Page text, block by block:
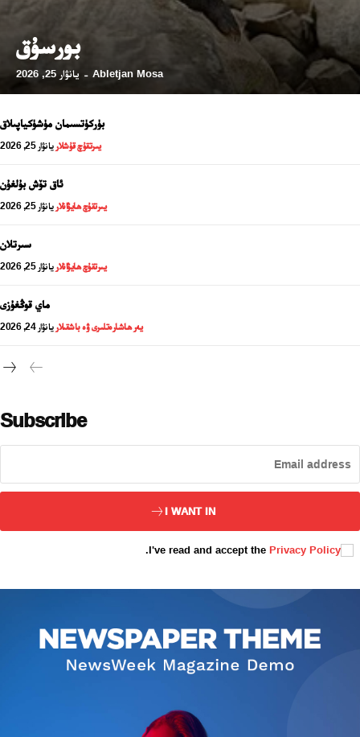
بىزنى قوللاڭ
ئالاقىلىشىش
بورسۇق
Abletjan Mosa
- يانۋار 25, 2026
بۈركۈتسىمان مۈشۈكياپىلاق
يىرتقۇچ قۇشلار يانۋار 25, 2026
ئاق تۆش بۇلغۇن
يىرتقۇچ ھايۋانلار يانۋار 25, 2026
سىرتلان
يىرتقۇچ ھايۋانلار يانۋار 25, 2026
ماي قوڭغۇزى
يەر ھاشارەتلىرى ۋە باشقىلار يانۋار 24, 2026
Subscribe
I WANT IN
I've read and accept the Privacy Policy
.